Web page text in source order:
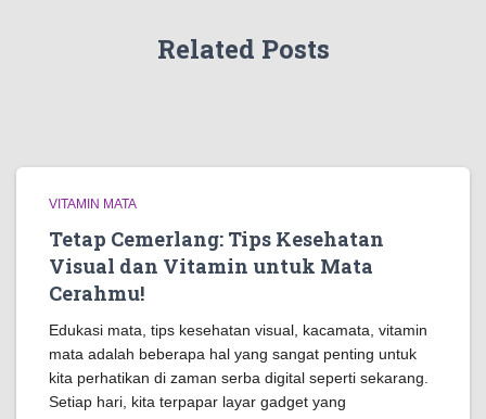
Related Posts
VITAMIN MATA
Tetap Cemerlang: Tips Kesehatan
Visual dan Vitamin untuk Mata
Cerahmu!
Edukasi mata, tips kesehatan visual, kacamata, vitamin
mata adalah beberapa hal yang sangat penting untuk
kita perhatikan di zaman serba digital seperti sekarang.
Setiap hari, kita terpapar layar gadget yang